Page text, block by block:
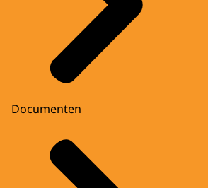
Documenten